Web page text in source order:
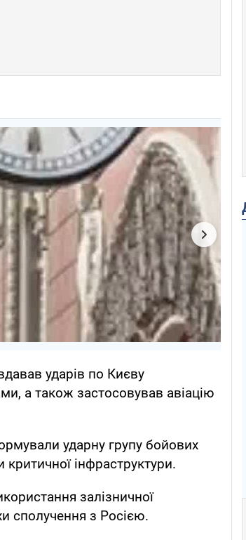
ударів по Києву
а також застосовував авіацію
ударну групу бойових
критичної інфраструктури.
залізничної
сполучення з Росією.